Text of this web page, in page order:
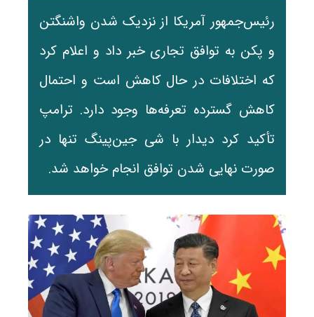
رئیس‌جمهور آمریکا از نزدیک شدن واشنگتن
و پکن به توافق تجاری خبر داد و اعلام کرد
که اختلافات در حال کاهش است و احتمال
کاهش گسترده تعرفه‌ها وجود دارد. ترامپ
تأکید کرد دیدار با شی جین‌پینگ تنها در
صورت نهایی شدن توافق انجام خواهد شد.